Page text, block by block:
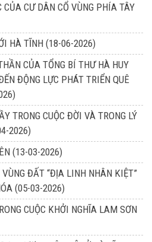
CƯ DÂN CỔ VÙNG PHÍA TÂY
HÀ TĨNH (18-06-2026)
CỦA TỔNG BÍ THƯ HÀ HUY
ĐỘNG LỰC PHÁT TRIỂN QUÊ
TRONG CUỘC ĐỜI VÀ TRONG LÝ
2026)
(13-03-2026)
ĐẤT “ĐỊA LINH NHÂN KIỆT”
(05-03-2026)
CUỘC KHỞI NGHĨA LAM SƠN